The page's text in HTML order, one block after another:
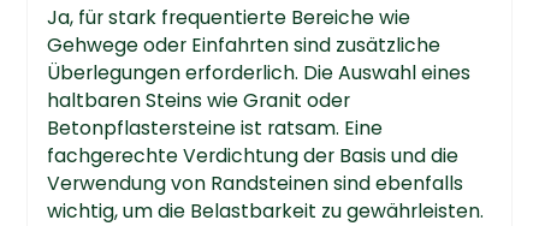
Ja, für stark frequentierte Bereiche wie
Gehwege oder Einfahrten sind zusätzliche
Überlegungen erforderlich. Die Auswahl eines
haltbaren Steins wie Granit oder
Betonpflastersteine ist ratsam. Eine
fachgerechte Verdichtung der Basis und die
Verwendung von Randsteinen sind ebenfalls
wichtig, um die Belastbarkeit zu gewährleisten.